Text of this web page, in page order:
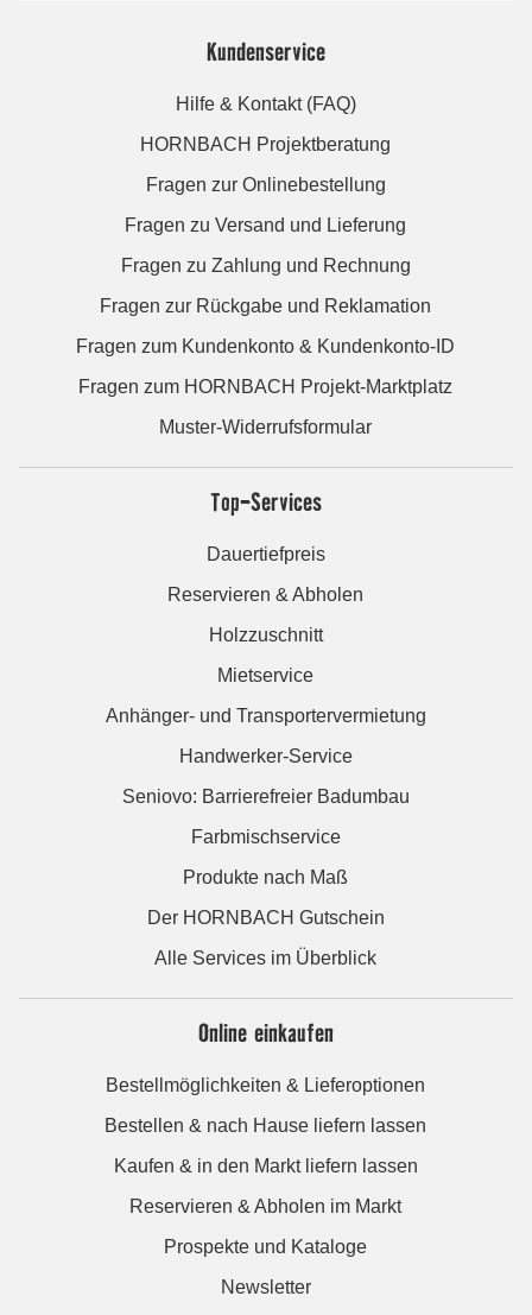
Kundenservice
Hilfe & Kontakt (FAQ)
HORNBACH Projektberatung
Fragen zur Onlinebestellung
Fragen zu Versand und Lieferung
Fragen zu Zahlung und Rechnung
Fragen zur Rückgabe und Reklamation
Fragen zum Kundenkonto & Kundenkonto-ID
Fragen zum HORNBACH Projekt-Marktplatz
Muster-Widerrufsformular
Top-Services
Dauertiefpreis
Reservieren & Abholen
Holzzuschnitt
Mietservice
Anhänger- und Transportervermietung
Handwerker-Service
Seniovo: Barrierefreier Badumbau
Farbmischservice
Produkte nach Maß
Der HORNBACH Gutschein
Alle Services im Überblick
Online einkaufen
Bestellmöglichkeiten & Lieferoptionen
Bestellen & nach Hause liefern lassen
Kaufen & in den Markt liefern lassen
Reservieren & Abholen im Markt
Prospekte und Kataloge
Newsletter